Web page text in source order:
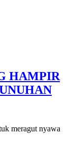
HAMPIR
meragut nyawa